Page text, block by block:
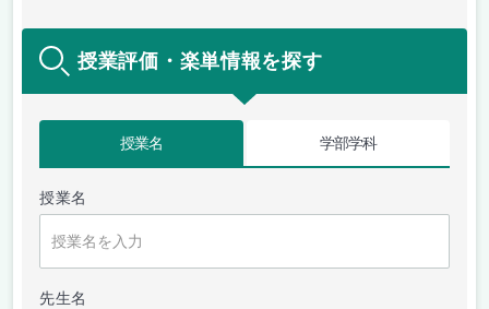
授業評価・楽単情報を探す
授業名 学部学科
授業名
先生名